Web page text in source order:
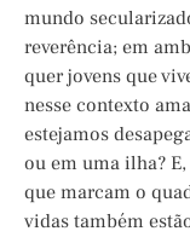
mundo
reverência; em
quer jovens que
nesse contexto
estejamos
ou em uma ilha?
que marcam o
vidas também